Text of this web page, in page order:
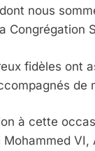
nous
Congrégation
fidèles ont
de
à cette
Mohammed